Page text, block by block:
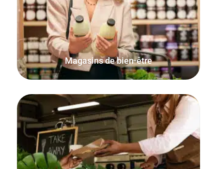
Magasins de bien-être
Vendre des articles au poids ou toute autre unité de
mesure individuelle telle que des boules ou des pilules.
Simple, compact, rapide et fiable. Tout ce dont vous avez
besoin pour vendre des aliments et des boissons en
déplacement.